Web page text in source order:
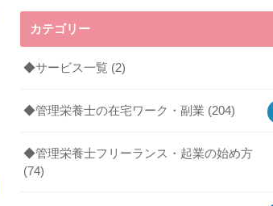
カテゴリー
◆サービス一覧 (2)
◆管理栄養士の在宅ワーク・副業 (204)
◆管理栄養士フリーランス・起業の始め方
(74)